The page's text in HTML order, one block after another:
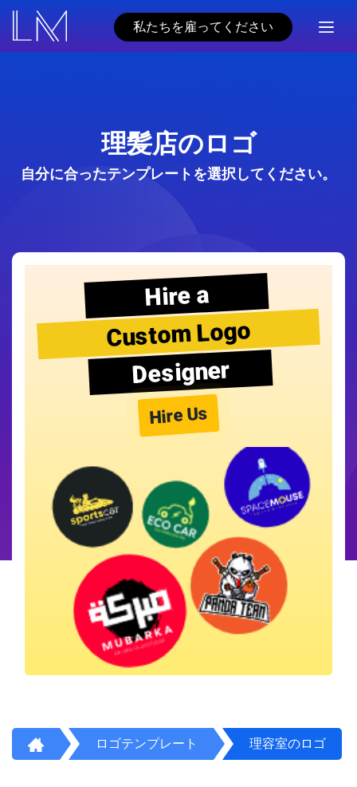
私たちを雇ってください
理髪店のロゴ
自分に合ったテンプレートを選択してください。
Hire a
Custom Logo
Designer
Hire Us
ロゴテンプレート 理容室のロゴ